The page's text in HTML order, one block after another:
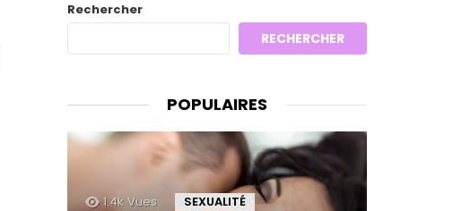
Rechercher
RECHERCHER
POPULAIRES
1.4k Vues SEXUALITÉ